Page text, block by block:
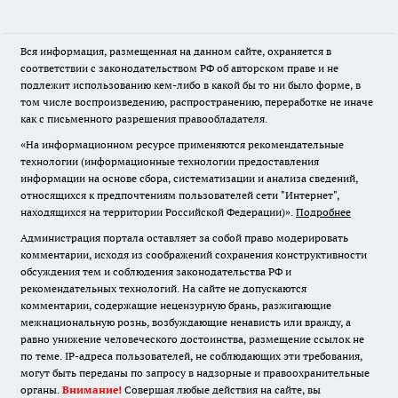
Вся информация, размещенная на данном сайте, охраняется в
соответствии с законодательством РФ об авторском праве и не
подлежит использованию кем-либо в какой бы то ни было форме, в
том числе воспроизведению, распространению, переработке не иначе
как с письменного разрешения правообладателя.
«На информационном ресурсе применяются рекомендательные
технологии (информационные технологии предоставления
информации на основе сбора, систематизации и анализа сведений,
относящихся к предпочтениям пользователей сети "Интернет",
находящихся на территории Российской Федерации)». Подробнее
Администрация портала оставляет за собой право модерировать
комментарии, исходя из соображений сохранения конструктивности
обсуждения тем и соблюдения законодательства РФ и
рекомендательных технологий. На сайте не допускаются
комментарии, содержащие нецензурную брань, разжигающие
межнациональную рознь, возбуждающие ненависть или вражду, а
равно унижение человеческого достоинства, размещение ссылок не
по теме. IP-адреса пользователей, не соблюдающих эти требования,
могут быть переданы по запросу в надзорные и правоохранительные
органы. Внимание! Совершая любые действия на сайте, вы